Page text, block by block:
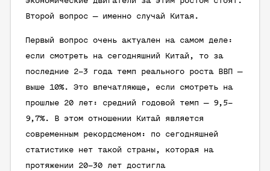
Второй вопрос — именно случай Китая.
Первый вопрос очень актуален на самом деле:
если смотреть на сегодняшний Китай, то за
последние 2–3 года темп реального роста ВВП —
выше 10%. Это впечатляюще, если смотреть на
прошлые 20 лет: средний годовой темп — 9,5–
9,7%. В этом отношении Китай является
современным рекордсменом: по сегодняшней
статистике нет такой страны, которая на
протяжении 20–30 лет достигла